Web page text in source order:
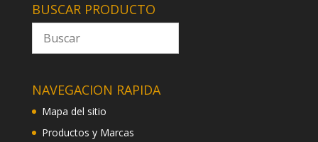
BUSCAR PRODUCTO
NAVEGACION RAPIDA
Mapa del sitio
Productos y Marcas